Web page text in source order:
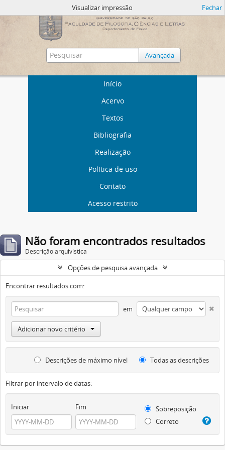
Avançada
Início
Acervo
Textos
Bibliografia
Realização
Política de uso
Contato
Acesso restrito
Visualizar impressão Fechar
Não foram encontrados resultados
Descrição arquivística
Opções de pesquisa avançada
Encontrar resultados com:
em
Adicionar novo critério
Descrições de máximo nível Todas as descrições
Filtrar por intervalo de datas:
Iniciar Fim
Sobreposição
Correto